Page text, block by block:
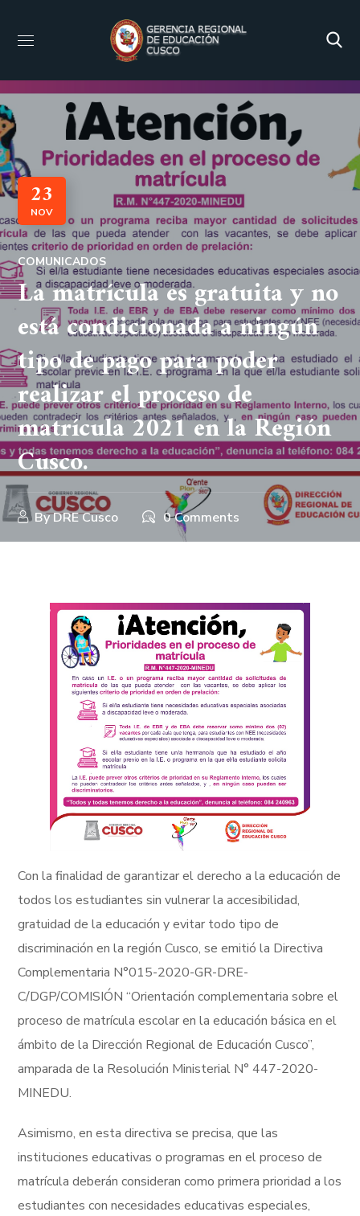
23
NOV
COMUNICADOS
La matrícula es gratuita y no
está condicionada a ningún
tipo de pago para poder
realizar el proceso de
matrícula 2021 en la Región
Cusco.
ByDRE Cusco 0 Comments
Con la finalidad de garantizar el derecho a la educación de
todos los estudiantes sin vulnerar la accesibilidad,
gratuidad de la educación y evitar todo tipo de
discriminación en la región Cusco, se emitió la Directiva
Complementaria N°015-2020-GR-DRE-
C/DGP/COMISIÓN “Orientación complementaria sobre el
proceso de matrícula escolar en la educación básica en el
ámbito de la Dirección Regional de Educación Cusco”,
amparada de la Resolución Ministerial N° 447-2020-
MINEDU.
Asimismo, en esta directiva se precisa, que las
instituciones educativas o programas en el proceso de
matrícula deberán consideran como primera prioridad a los
estudiantes con necesidades educativas especiales,